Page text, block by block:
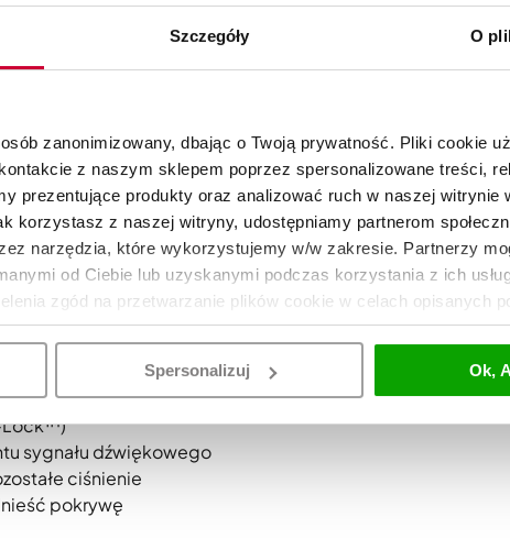
Szczegóły O
zanonimizowany, dbając o Twoją prywatność. Pliki cookie
z naszym sklepem poprzez spersonalizowane treści,
prezentujące produkty oraz analizować ruch w naszej witrynie
korzystasz z naszej witryny, udostępniamy partnerom
narzędzia, które wykorzystujemy w/w zakresie. Partnerzy
od Ciebie lub uzyskanymi podczas korzystania z ich
zgód na przetwarzanie plików cookie w celach opisanych
Spersonalizuj Ok,
zastępuje tysiące jednorazówek
na każdą butlę CO2
konsumentów
ściereczki do ochrony
gazowej
zegara
Lock™)
sygnału dźwiękowego
ciśnienie
pokrywę